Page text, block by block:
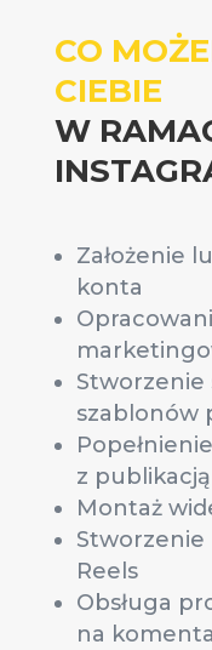
CO
CIEBIE
W
Założenie
konta
Stworzenie
szablonów
z
Montaż
Stworzenie
Reels
Obsługa
na